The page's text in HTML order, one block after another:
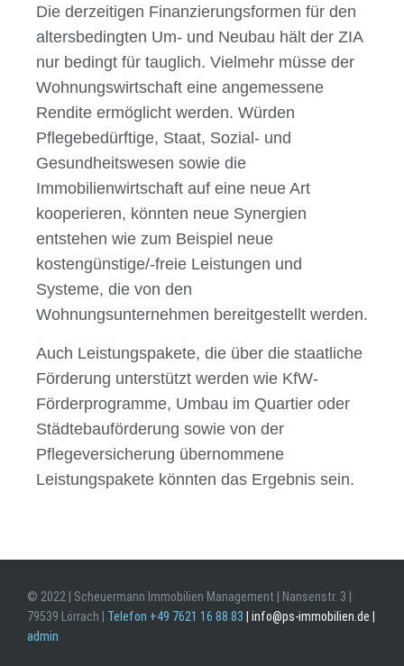
Die derzeitigen Finanzierungsformen für den
altersbedingten Um- und Neubau hält der ZIA
nur bedingt für tauglich. Vielmehr müsse der
Wohnungswirtschaft eine angemessene
Rendite ermöglicht werden. Würden
Pflegebedürftige, Staat, Sozial- und
Gesundheitswesen sowie die
Immobilienwirtschaft auf eine neue Art
kooperieren, könnten neue Synergien
entstehen wie zum Beispiel neue
kostengünstige/-freie Leistungen und
Systeme, die von den
Wohnungsunternehmen bereitgestellt werden.
Auch Leistungspakete, die über die staatliche
Förderung unterstützt werden wie KfW-
Förderprogramme, Umbau im Quartier oder
Städtebauförderung sowie von der
Pflegeversicherung übernommene
Leistungspakete könnten das Ergebnis sein.
© 2022 | Scheuermann Immobilien Management | Nansenstr. 3 |
79539 Lörrach | Telefon +49 7621 16 88 83 | info@ps-immobilien.de |
admin